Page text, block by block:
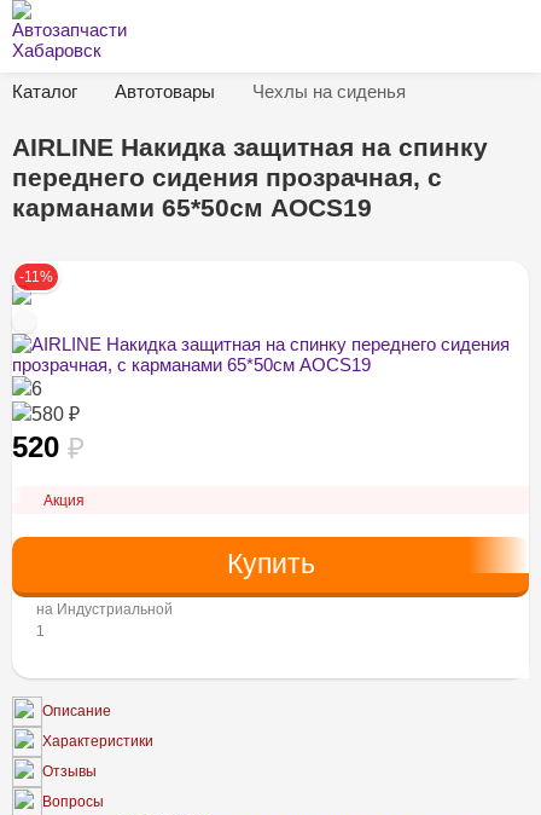
Каталог Автотовары Чехлы на сиденья
AIRLINE Накидка защитная на спинку
переднего сидения прозрачная, с
карманами 65*50см AOCS19
-11%
6
580 ₽
520 ₽
Акция
на Индустриальной
1
Описание
Характеристики
Отзывы
Вопросы